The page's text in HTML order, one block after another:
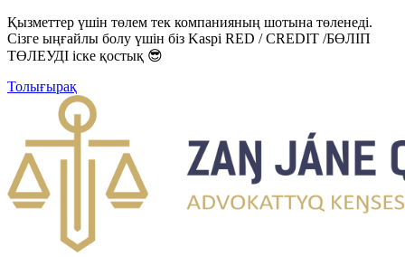
Қызметтер үшін төлем тек компанияның шотына төленеді.
Сізге ыңғайлы болу үшін біз Kaspi RED / CREDIT /БӨЛІП
ТӨЛЕУДІ іске қостық 😎
Толығырақ